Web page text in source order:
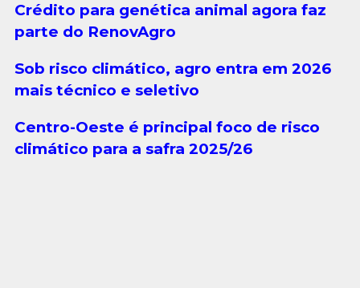
Crédito para genética animal agora faz
parte do RenovAgro
Sob risco climático, agro entra em 2026
mais técnico e seletivo
Centro-Oeste é principal foco de risco
climático para a safra 2025/26